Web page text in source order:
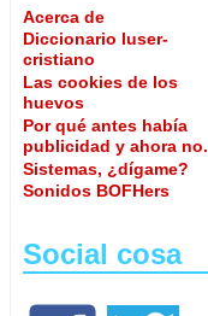
Acerca de
Diccionario luser-
cristiano
Las cookies de los
huevos
Por qué antes había
publicidad y ahora no.
Sistemas, ¿dígame?
Sonidos BOFHers
Social cosa